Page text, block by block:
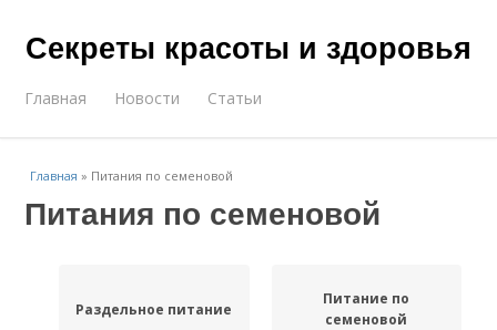
Секреты красоты и здоровья
Главная Новости Статьи
Главная » Питания по семеновой
Питания по семеновой
Раздельное питание
Питание по
семеновой